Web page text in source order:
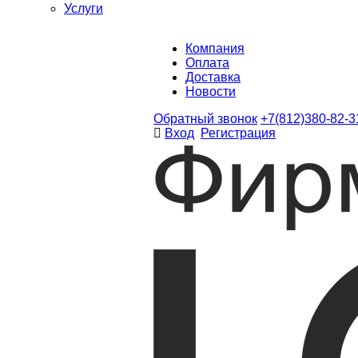
Услуги
Компания
Оплата
Доставка
Новости
Обратный звонок +7(812)380-82-
Вход
Регистрация